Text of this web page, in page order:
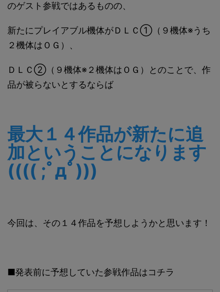
のゲスト参戦ではあるものの、
新たにプレイアブル機体がＤＬＣ①（９機体※うち
２機体はＯＧ）、
ＤＬＣ②（９機体※２機体はＯＧ）とのことで、作
品が被らないとするならば
最大１４作品が新たに追
加ということになります
(((( ;ﾟдﾟ)))
今回は、その１４作品を予想しようかと思います！
■発表前に予想していた参戦作品はコチラ